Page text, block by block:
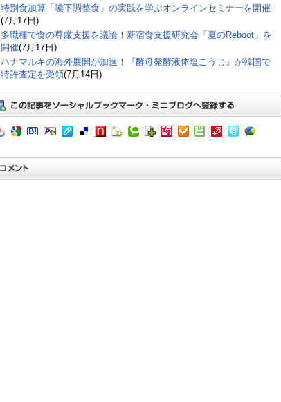
特別食加算「嚥下調整食」の実践を学ぶオンラインセミナーを開催
(7月17日)
多職種で食の尊厳支援を議論！新宿食支援研究会「夏のReboot」を
開催(7月17日)
ハナマルキの海外展開が加速！『酵母発酵液体塩こうじ』が韓国で
特許査定を受領(7月14日)